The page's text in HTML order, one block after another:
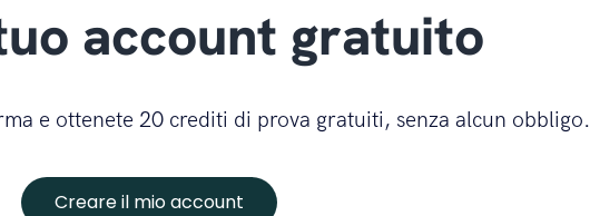
account gratuito
e ottenete 20 crediti di prova gratuiti, senza alcun obbligo.
Creare il mio account